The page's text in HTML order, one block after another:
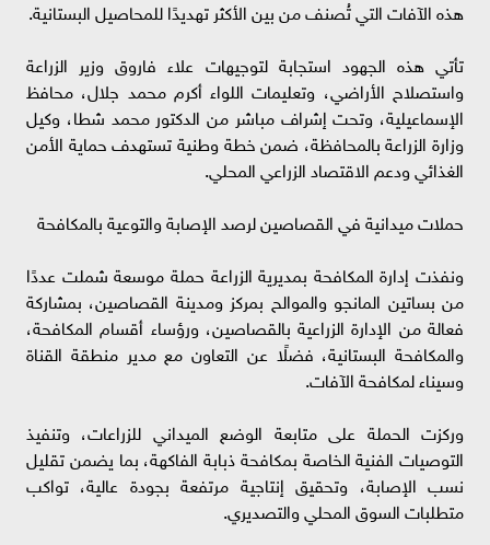
هذه الآفات التي تُصنف من بين الأكثر تهديدًا للمحاصيل البستانية.
تأتي هذه الجهود استجابة لتوجيهات علاء فاروق وزير الزراعة
واستصلاح الأراضي، وتعليمات اللواء أكرم محمد جلال، محافظ
الإسماعيلية، وتحت إشراف مباشر من الدكتور محمد شطا، وكيل
وزارة الزراعة بالمحافظة، ضمن خطة وطنية تستهدف حماية الأمن
الغذائي ودعم الاقتصاد الزراعي المحلي.
حملات ميدانية في القصاصين لرصد الإصابة والتوعية بالمكافحة
ونفذت إدارة المكافحة بمديرية الزراعة حملة موسعة شملت عددًا
من بساتين المانجو والموالح بمركز ومدينة القصاصين، بمشاركة
فعالة من الإدارة الزراعية بالقصاصين، ورؤساء أقسام المكافحة،
والمكافحة البستانية، فضلًا عن التعاون مع مدير منطقة القناة
وسيناء لمكافحة الآفات.
وركزت الحملة على متابعة الوضع الميداني للزراعات، وتنفيذ
التوصيات الفنية الخاصة بمكافحة ذبابة الفاكهة، بما يضمن تقليل
نسب الإصابة، وتحقيق إنتاجية مرتفعة بجودة عالية، تواكب
متطلبات السوق المحلي والتصديري.